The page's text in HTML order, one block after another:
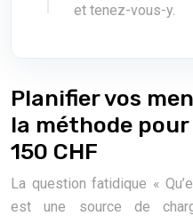
et tenez-vous-y.
Planifier vos
la méthode
150 CHF
La question fatidique «
est une source de